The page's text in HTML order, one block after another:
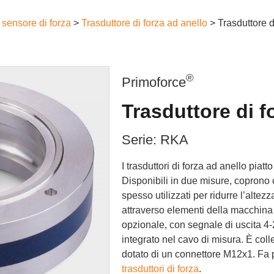
di forza > Trasduttore di forza ad anello > Trasduttore
Primoforce®
Trasduttore di
Serie: RKA
I trasduttori di forza ad anello
Disponibili in due misure,
spesso utilizzati per ridurre
attraverso elementi della
opzionale, con segnale di uscita
integrato nel cavo di misura. È
dotato di un connettore M12x1.
trasduttori di forza.